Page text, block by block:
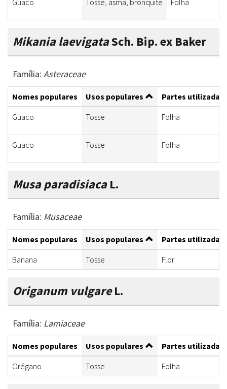
Guaco Tosse, asma, bronquite Folha
Mikania laevigataSch. Bip. ex Baker
Família: Asteraceae
Nomes populares Usos populares
Partes utilizadas
Guaco
Tosse Folha
Guaco Tosse Folha
Musa paradisiacaL.
Família: Musaceae
Nomes populares Usos populares
Partes utilizadas
Banana
Tosse Flor
Origanum vulgareL.
Família: Lamiaceae
Nomes populares Usos populares
Partes utilizadas
Orégano
Tosse Folha